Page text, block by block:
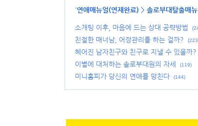
'연애매뉴얼(연재완료) > 솔로부대탈출매
소개팅 이후, 마음에 드는 상대 공략방법
친절한 매너남, 어장관리를 하는 걸까?
헤어진 남자친구와 친구로 지낼 수 있을까?
이별에 대처하는 솔로부대원의 자세 (119)
미니홈피가 당신의 연애를 망친다 (144)